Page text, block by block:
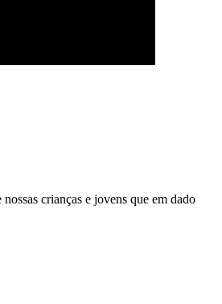
crianças e jovens que em dado